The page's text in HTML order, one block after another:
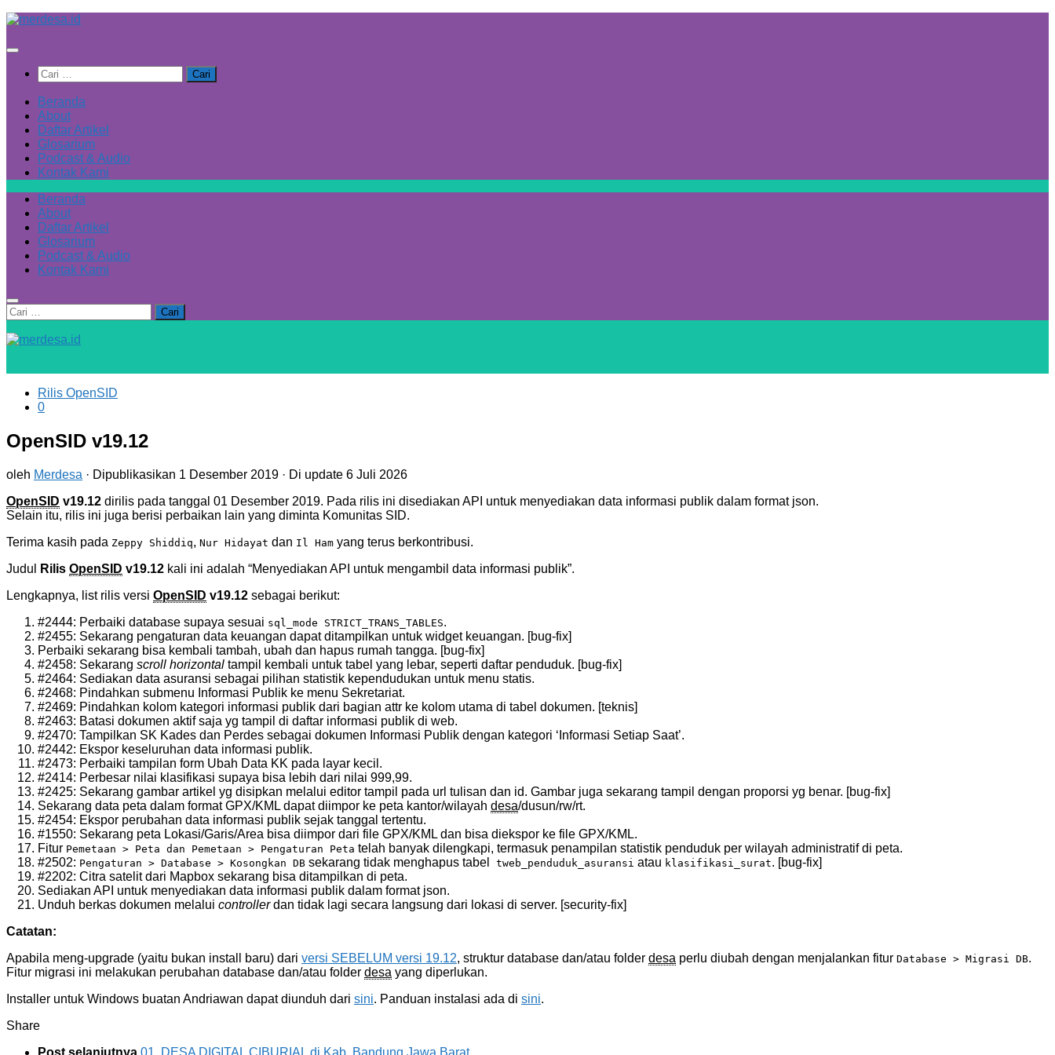
Skip
content
Cari
untuk:
Beranda
About
Daftar Artikel
Glosarium
Podcast & Audio
Kontak Kami
Beranda
About
Daftar Artikel
Glosarium
Podcast & Audio
Kontak Kami
Cari
untuk:
Rilis OpenSID
0
OpenSID v19.12
oleh Merdesa · Dipublikasikan 1 Desember 2019 · Di update 6 Juli 2026
OpenSID v19.12 dirilis pada tanggal 01 Desember 2019. Pada rilis ini disediakan API untuk menyediakan data informasi publik dalam format json.
Selain itu, rilis ini juga berisi perbaikan lain yang diminta Komunitas SID.
Terima kasih pada Zeppy Shiddiq, Nur Hidayat dan Il Ham yang terus berkontribusi.
Judul
Rilis OpenSID v19.12 kali ini adalah “Menyediakan API untuk mengambil data informasi publik”.
Lengkapnya, list rilis versi OpenSID v19.12 sebagai berikut:
#2444: Perbaiki database supaya sesuai sql_mode STRICT_TRANS_TABLES.
#2455: Sekarang pengaturan data keuangan dapat ditampilkan untuk widget keuangan. [bug-fix]
Perbaiki sekarang bisa kembali tambah, ubah dan hapus rumah tangga. [bug-fix]
#2458: Sekarang scroll horizontal tampil kembali untuk tabel yang lebar, seperti daftar penduduk. [bug-fix]
#2464: Sediakan data asuransi sebagai pilihan statistik kependudukan untuk menu statis.
#2468: Pindahkan submenu Informasi Publik ke menu Sekretariat.
#2469: Pindahkan kolom kategori informasi publik dari bagian attr ke kolom utama di tabel dokumen. [teknis]
#2463: Batasi dokumen aktif saja yg tampil di daftar informasi publik di web.
#2470: Tampilkan SK Kades dan Perdes sebagai dokumen Informasi Publik dengan kategori ‘Informasi Setiap Saat’.
#2442: Ekspor keseluruhan data informasi publik.
#2473: Perbaiki tampilan form Ubah Data KK pada layar kecil.
#2414: Perbesar nilai klasifikasi supaya bisa lebih dari nilai 999,99.
#2425: Sekarang gambar artikel yg disipkan melalui editor tampil pada url tulisan dan id. Gambar juga sekarang tampil dengan proporsi yg benar. [bug-fix]
Sekarang data peta dalam format GPX/KML dapat diimpor ke peta kantor/wilayah desa/dusun/rw/rt.
#2454: Ekspor perubahan data informasi publik sejak tanggal tertentu.
#1550: Sekarang peta Lokasi/Garis/Area bisa diimpor dari file GPX/KML dan bisa diekspor ke file GPX/KML.
Fitur Pemetaan > Peta dan Pemetaan > Pengaturan Peta telah banyak dilengkapi, termasuk penampilan statistik penduduk per wilayah administratif di peta.
#2502: Pengaturan > Database > Kosongkan DB sekarang tidak menghapus tabel tweb_penduduk_asuransi atau klasifikasi_surat. [bug-fix]
#2202: Citra satelit dari Mapbox sekarang bisa ditampilkan di peta.
Sediakan API untuk menyediakan data informasi publik dalam format json.
Unduh berkas dokumen melalui controllerdan tidak lagi secara langsung dari lokasi di server. [security-fix]
Catatan:
Apabila meng-upgrade (yaitu bukan install baru) dari versi SEBELUM versi 19.12, struktur database dan/atau folder desa perlu diubah dengan menjalankan fitur Database > Migrasi DB.
Fitur migrasi ini melakukan perubahan database dan/atau folder desa yang diperlukan.
Installer untuk Windows buatan Andriawan dapat diunduh dari sini. Panduan instalasi ada di sini.
Share
Post selanjutnya 01. DESA DIGITAL CIBURIAL di Kab. Bandung Jawa Barat